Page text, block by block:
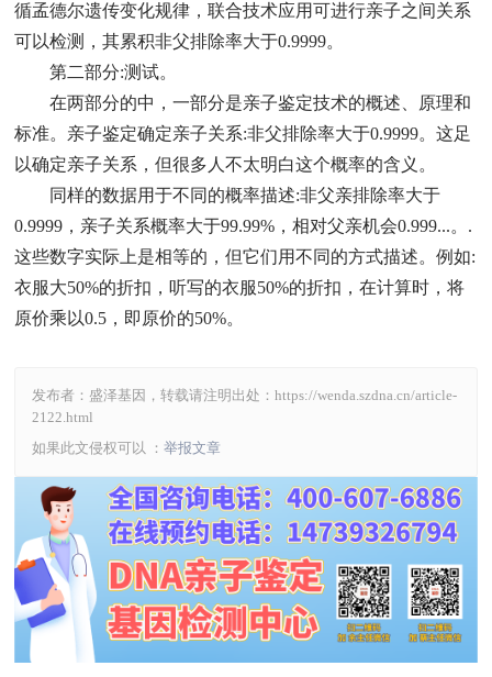
循孟德尔遗传变化规律，联合技术应用可进行亲子之间关系
可以检测，其累积非父排除率大于0.9999。
第二部分:测试。
在两部分的中，一部分是亲子鉴定技术的概述、原理和
标准。亲子鉴定确定亲子关系:非父排除率大于0.9999。这足
以确定亲子关系，但很多人不太明白这个概率的含义。
同样的数据用于不同的概率描述:非父亲排除率大于
0.9999 ，亲子关系概率大于99.99% ，相对父亲机会0.999...。 .
这些数字实际上是相等的，但它们用不同的方式描述。例如:
衣服大50%的折扣，听写的衣服50%的折扣，在计算时，将
原价乘以0.5 ，即原价的50%。
发布者：盛泽基因，转载请注明出处： https://wenda.szdna.cn/article-
2122.html
如果此文侵权可以 ： 举报文章